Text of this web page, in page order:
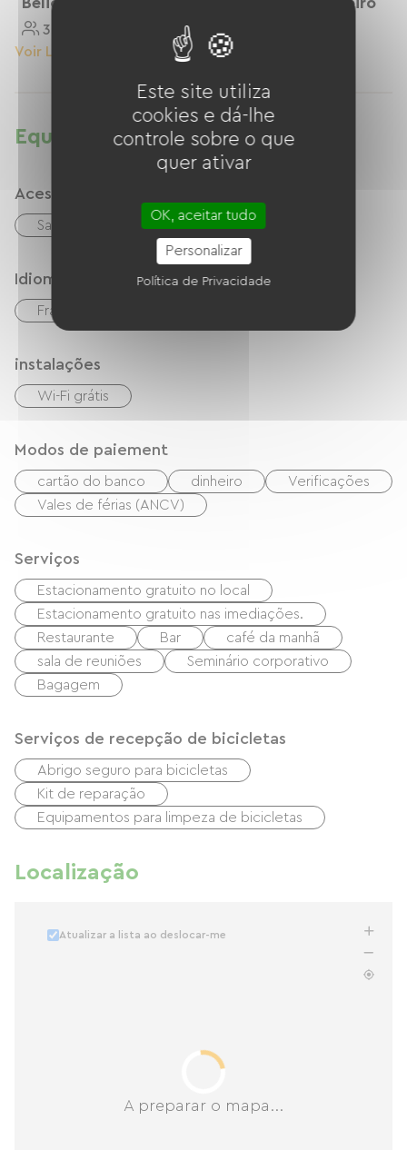
3 Personnes
Voir Le Logement
Voir Le Logement
Equipamentos
Acessibilidade
Sala PMR
Idiomas
Francês
instalações
Wi-Fi grátis
Modos de paiement
cartão do banco dinheiro
Verificações
Vales de férias (ANCV)
Serviços
Estacionamento gratuito no local
Estacionamento gratuito nas imediações.
Restaurante
Bar
café da manhã
sala de reuniões
Seminário corporativo
Bagagem
Serviços de recepção de bicicletas
Abrigo seguro para bicicletas
Kit de reparação
Equipamentos para limpeza de bicicletas
Localização
A preparar o mapa...
Atualizar a lista ao deslocar-me
Este site utiliza
cookies e dá-lhe
controle sobre o que
quer ativar
OK, aceitar tudo
Personalizar
Política de Privacidade